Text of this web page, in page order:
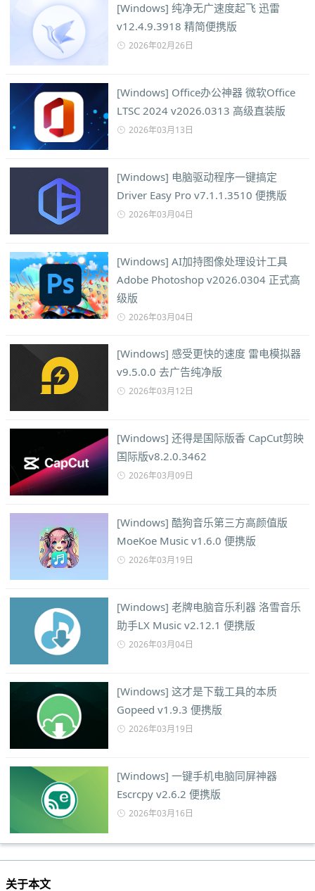
[Windows] 纯净无广速度起飞 迅雷
v12.4.9.3918 精简便携版
2026年02月26日
[Windows] Office办公神器 微软Office
LTSC 2024 v2026.0313 高级直装版
2026年03月13日
[Windows] 电脑驱动程序一键搞定
Driver Easy Pro v7.1.1.3510 便携版
2026年03月04日
[Windows] AI加持图像处理设计工具
Adobe Photoshop v2026.0304 正式高
级版
2026年03月04日
[Windows] 感受更快的速度 雷电模拟器
v9.5.0.0 去广告纯净版
2026年03月12日
[Windows] 还得是国际版香 CapCut剪映
国际版v8.2.0.3462
2026年03月09日
[Windows] 酷狗音乐第三方高颜值版
MoeKoe Music v1.6.0 便携版
2026年03月19日
[Windows] 老牌电脑音乐利器 洛雪音乐
助手LX Music v2.12.1 便携版
2026年03月04日
[Windows] 这才是下载工具的本质
Gopeed v1.9.3 便携版
2026年03月19日
[Windows] 一键手机电脑同屏神器
Escrcpy v2.6.2 便携版
2026年03月16日
关于本文